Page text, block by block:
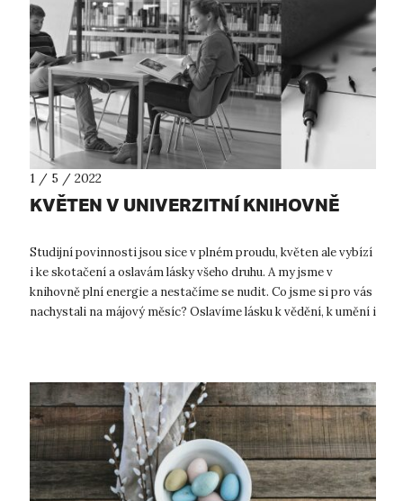
1 / 5 / 2022
KVĚTEN V UNIVERZITNÍ KNIHOVNĚ
Studijní povinnosti jsou sice v plném proudu, květen ale vybízí
i ke skotačení a oslavám lásky všeho druhu. A my jsme v
knihovně plní energie a nestačíme se nudit. Co jsme si pro vás
nachystali na májový měsíc? Oslavíme lásku k vědění, k umění i